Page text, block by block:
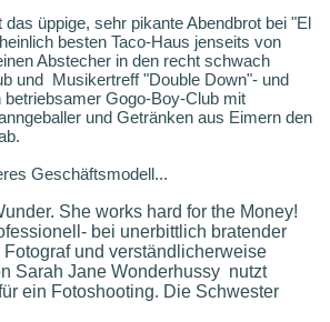
üppige, sehr pikante Abendbrot bei "El
besten Taco-Haus jenseits von
Abstecher in den recht schwach
und Musikertreff "Double Down"- und
Gogo-Boy-Club mit
und Getränken aus Eimern den
Geschäftsmodell...
She works hard for the Money!
bei unerbittlich bratender
und verständlicherweise
Sarah Jane Wonderhussy nutzt
ein Fotoshooting. Die Schwester